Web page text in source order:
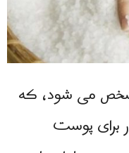
می شود، که
برای پوست